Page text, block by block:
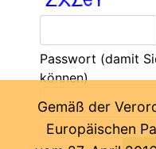
Passwort (damit
können)
Gemäß der
Europäischen